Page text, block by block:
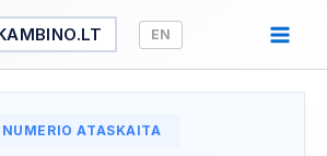
EN
NUMERIO ATASKAITA